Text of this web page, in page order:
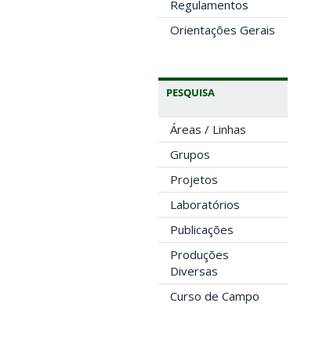
Regulamentos
Orientações Gerais
PESQUISA
Áreas / Linhas
Grupos
Projetos
Laboratórios
Publicações
Produções
Diversas
Curso de Campo